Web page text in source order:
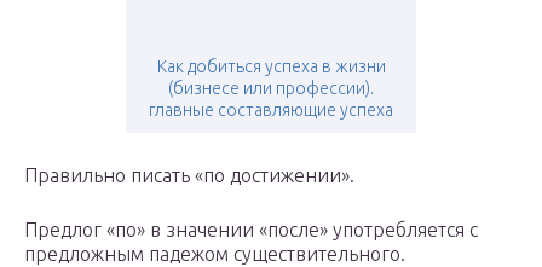
Как добиться успеха в жизни
(бизнесе или профессии).
главные составляющие успеха
Правильно писать «по достижении».
Предлог «по» в значении «после» употребляется с
предложным падежом существительного.